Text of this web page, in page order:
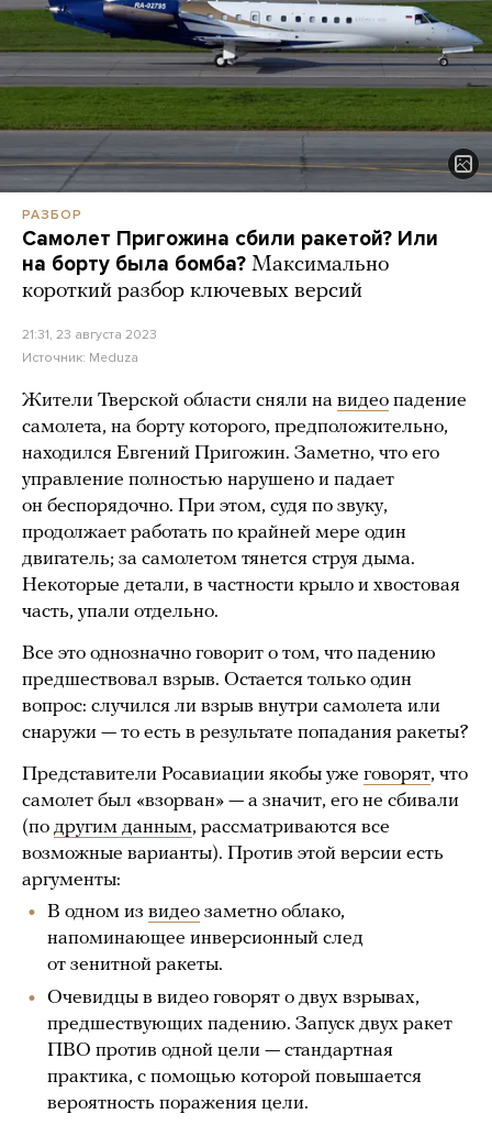
РАЗБОР
Самолет Пригожина сбили ракетой? Или
на борту была бомба? Максимально
короткий разбор ключевых версий
21:31, 23 августа 2023
Источник: Meduza
Жители Тверской области сняли на видео падение
самолета, на борту которого, предположительно,
находился Евгений Пригожин. Заметно, что его
управление полностью нарушено и падает
он беспорядочно. При этом, судя по звуку,
продолжает работать по крайней мере один
двигатель; за самолетом тянется струя дыма.
Некоторые детали, в частности крыло и хвостовая
часть, упали отдельно.
Все это однозначно говорит о том, что падению
предшествовал взрыв. Остается только один
вопрос: случился ли взрыв внутри самолета или
снаружи — то есть в результате попадания ракеты?
Представители Росавиации якобы уже говорят, что
самолет был «взорван» — а значит, его не сбивали
(по другим данным, рассматриваются все
возможные варианты). Против этой версии есть
аргументы:
В одном из видео заметно облако,
напоминающее инверсионный след
от зенитной ракеты.
Очевидцы в видео говорят о двух взрывах,
предшествующих падению. Запуск двух ракет
ПВО против одной цели — стандартная
практика, с помощью которой повышается
вероятность поражения цели.